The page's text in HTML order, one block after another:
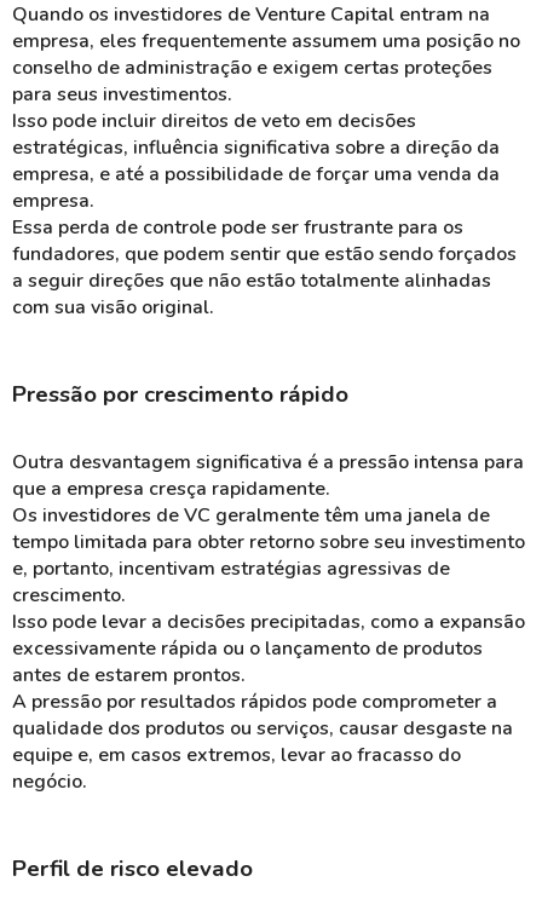
Quando os investidores de Venture Capital entram na
empresa, eles frequentemente assumem uma posição no
conselho de administração e exigem certas proteções
para seus investimentos.
Isso pode incluir direitos de veto em decisões
estratégicas, influência significativa sobre a direção da
empresa, e até a possibilidade de forçar uma venda da
empresa.
Essa perda de controle pode ser frustrante para os
fundadores, que podem sentir que estão sendo forçados
a seguir direções que não estão totalmente alinhadas
com sua visão original​.
Pressão por crescimento rápido
Outra desvantagem significativa é a pressão intensa para
que a empresa cresça rapidamente.
Os investidores de VC geralmente têm uma janela de
tempo limitada para obter retorno sobre seu investimento
e, portanto, incentivam estratégias agressivas de
crescimento.
Isso pode levar a decisões precipitadas, como a expansão
excessivamente rápida ou o lançamento de produtos
antes de estarem prontos.
A pressão por resultados rápidos pode comprometer a
qualidade dos produtos ou serviços, causar desgaste na
equipe e, em casos extremos, levar ao fracasso do
negócio​.
Perfil de risco elevado